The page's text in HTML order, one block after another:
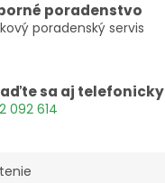
poradenstvo
poradenský servis
sa aj telefonicky
092 614